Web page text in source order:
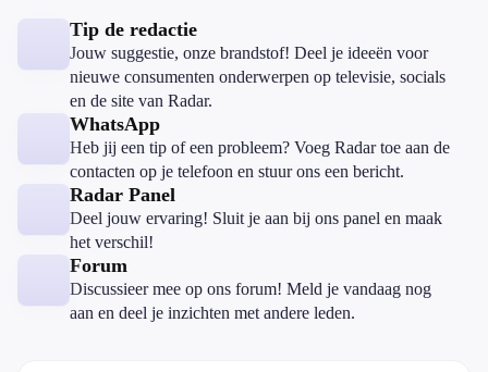
Tip de redactie
Jouw suggestie, onze brandstof! Deel je ideeën voor
nieuwe consumenten onderwerpen op televisie, socials
en de site van Radar.
WhatsApp
Heb jij een tip of een probleem? Voeg Radar toe aan de
contacten op je telefoon en stuur ons een bericht.
Radar Panel
Deel jouw ervaring! Sluit je aan bij ons panel en maak
het verschil!
Forum
Discussieer mee op ons forum! Meld je vandaag nog
aan en deel je inzichten met andere leden.